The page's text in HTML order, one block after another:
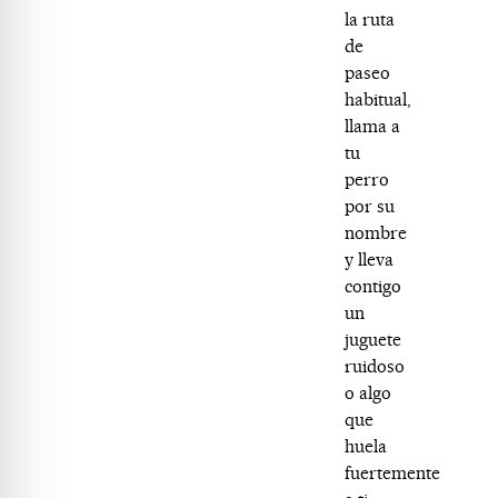
la ruta
de
paseo
habitual,
llama a
tu
perro
por su
nombre
y lleva
contigo
un
juguete
ruidoso
o algo
que
huela
fuertemente